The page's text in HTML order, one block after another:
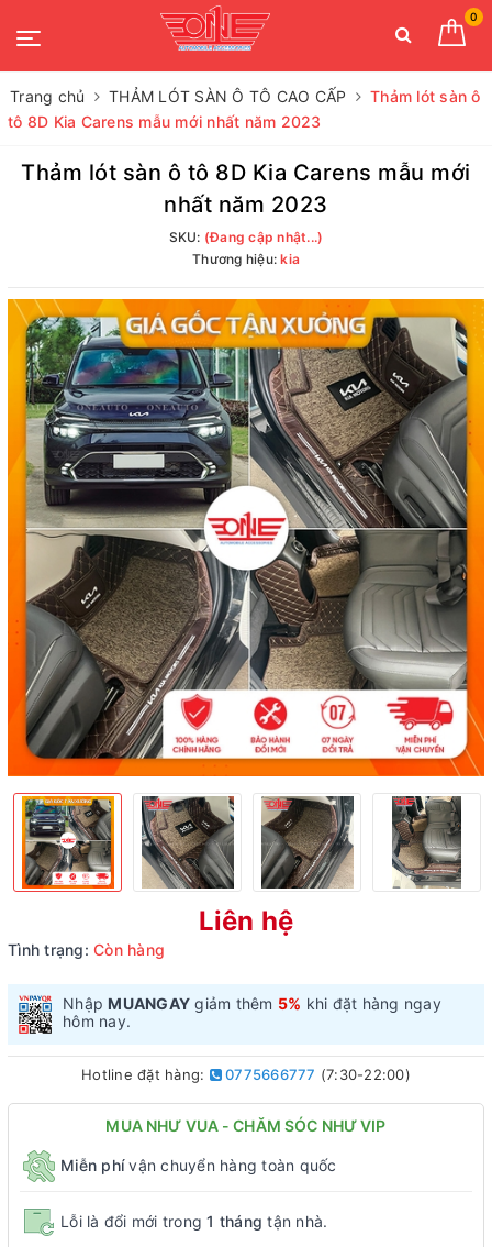
0
Trang chủ THẢM LÓT SÀN Ô TÔ CAO CẤP
Thảm lót sàn ô
tô 8D Kia Carens mẫu mới nhất năm 2023
Thảm lót sàn ô tô 8D Kia Carens mẫu mới
nhất năm 2023
SKU: (Đang cập nhật...)
Thương hiệu:kia
Liên hệ
Tình trạng: Còn hàng
Nhập MUANGAY giảm thêm 5% khi đặt hàng ngay
hôm nay.
Hotline đặt hàng: 0775666777 (7:30-22:00)
MUA NHƯ VUA - CHĂM SÓC NHƯ VIP
Miễn phívận chuyển hàng toàn quốc
Lỗi là đổi mới trong1 tháng tận nhà.